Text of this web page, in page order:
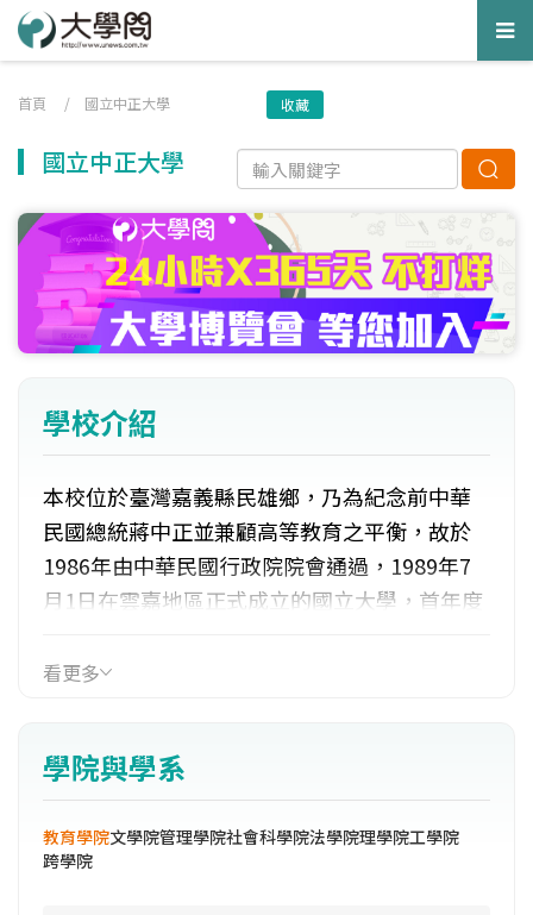
首頁 / 國立中正大學 收藏
國立中正大學
學校介紹
本校位於臺灣嘉義縣民雄鄉，乃為紀念前中華
民國總統蔣中正並兼顧高等教育之平衡，故於
1986年由中華民國行政院院會通過，1989年7
月1日在雲嘉地區正式成立的國立大學，首年度
擔任，在第一屆畢業典禮上，林校長以「積極
特、卓越、前瞻的理念為建校理想，以創建符
合國際水準的一流大學。創校22年來，計有三
位中央研究院院士、二位教育部長、及近十位
大學校長來自本校，教授群亦屢獲國內外獎
看更多
學院與學系
教育學院文學院管理學院社會科學院法學院理學院工學院
跨學院